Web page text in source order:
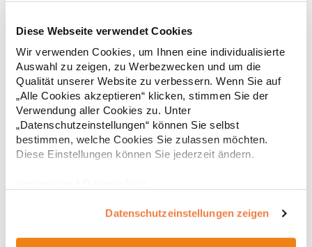
Diese Webseite verwendet Cookies
Wir verwenden Cookies, um Ihnen eine individualisierte
Auswahl zu zeigen, zu Werbezwecken und um die
Qualität unserer Website zu verbessern. Wenn Sie auf
„Alle Cookies akzeptieren“ klicken, stimmen Sie der
Verwendung aller Cookies zu. Unter
„Datenschutzeinstellungen“ können Sie selbst
bestimmen, welche Cookies Sie zulassen möchten.
Diese Einstellungen können Sie jederzeit ändern.
Datenschutzeinstellungen zeigen
Strapazierfähiges Polohemd aus Mischgewebe Overlock-Nähte
mit Polyfilm für Formstabilität Flachstrick-Kragen und
Ärmelbündchen in Rippstrick Doppelnähte an Schultern
Verstärkte Nähte an stark beanspruchten Stellen Neutrales
Etikett im Kragen für die einfache Veredelung/Personalisierung
Verstärkte Knopfleiste mit drei Knöpfen Aufgesetzte
Brusttasche mit Knopfverschluss Verstärkte Seitenschlitze
Eigenschaften, Atmungsaktivität und Verzugkontrolle Weicher,
auf der linken BrustseiteGrammatur: 200
BaumwolleAngaben zur Produktsicherheit: Herst.-Nr.:
ab16,05 € *
* Preise inkl. gesetzlicher Mwst. +Versandkosten *